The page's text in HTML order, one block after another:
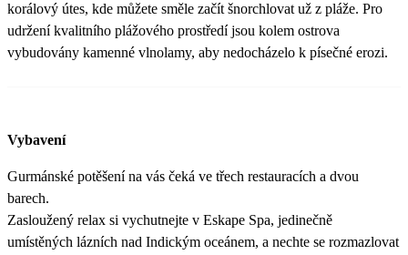
korálový útes, kde můžete směle začít šnorchlovat už z pláže. Pro
udržení kvalitního plážového prostředí jsou kolem ostrova
vybudovány kamenné vlnolamy, aby nedocházelo k písečné erozi.
Vybavení
Gurmánské potěšení na vás čeká ve třech restauracích a dvou
barech.
Zasloužený relax si vychutnejte v Eskape Spa, jedinečně
umístěných lázních nad Indickým oceánem, a nechte se rozmazlovat